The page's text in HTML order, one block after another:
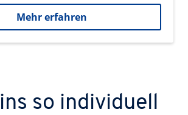
Mehr erfahren
so individuell